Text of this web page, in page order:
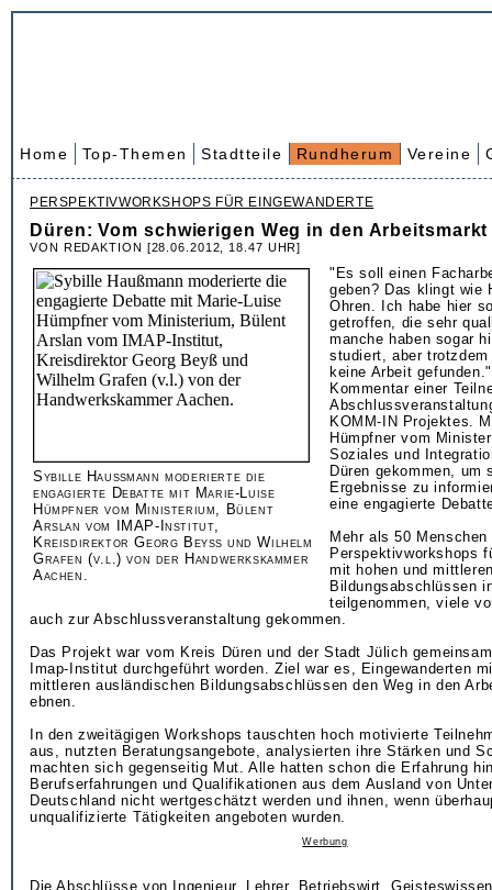
Home Top-Themen Stadtteile Rundherum Vereine
PERSPEKTIVWORKSHOPS FÜR EINGEWANDERTE
Düren: Vom schwierigen Weg in den Arbeitsmarkt
VON REDAKTION [28.06.2012, 18.47 UHR]
Sybille Haußmann moderierte die
engagierte Debatte mit Marie-Luise
Hümpfner vom Ministerium, Bülent
Arslan vom IMAP-Institut,
Kreisdirektor Georg Beyß und Wilhelm
Grafen (v.l.) von der Handwerkskammer
Aachen.
"Es soll einen
geben? Das klingt wie
Ohren. Ich habe hier
getroffen, die sehr
manche haben sogar
studiert, aber
keine Arbeit
Kommentar einer
KOMM-IN Projektes.
Hümpfner vom
Soziales und
Düren gekommen, um
Ergebnisse zu
eine engagierte
Mehr als 50
Perspektivworkshops
mit hohen und
Bildungsabschlüssen
teilgenommen, viele
auch zur Abschlussveranstaltung gekommen.
Das Projekt war vom Kreis Düren und der Stadt Jülich
Imap-Institut durchgeführt worden. Ziel war es, Eingewanderten
mittleren ausländischen Bildungsabschlüssen den Weg in den
ebnen.
In den zweitägigen Workshops tauschten hoch motivierte
aus, nutzten Beratungsangebote, analysierten ihre Stärken und
machten sich gegenseitig Mut. Alle hatten schon die Erfahrung
Berufserfahrungen und Qualifikationen aus dem Ausland von
Deutschland nicht wertgeschätzt werden und ihnen, wenn
unqualifizierte Tätigkeiten angeboten wurden.
Werbung
Die Abschlüsse von Ingenieur, Lehrer, Betriebswirt,